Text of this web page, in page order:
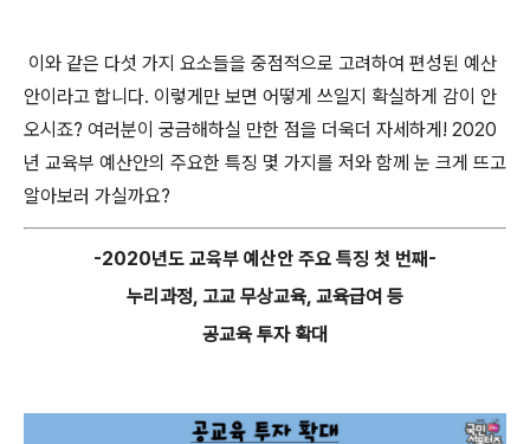
이와 같은 다섯 가지 요소들을 중점적으로 고려하여 편성된 예산
안이라고 합니다. 이렇게만 보면 어떻게 쓰일지 확실하게 감이 안
오시죠? 여러분이 궁금해하실 만한 점을 더욱더 자세하게! 2020
년 교육부 예산안의 주요한 특징 몇 가지를 저와 함께 눈 크게 뜨고
알아보러 가실까요?
-2020년도 교육부 예산안 주요 특징 첫 번째-
누리과정, 고교 무상교육, 교육급여 등
공교육 투자 확대